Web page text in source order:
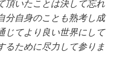
頂いたことは決して忘れ
分自身のことも熟考し成
じてより良い世界にして
るために尽力して参りま